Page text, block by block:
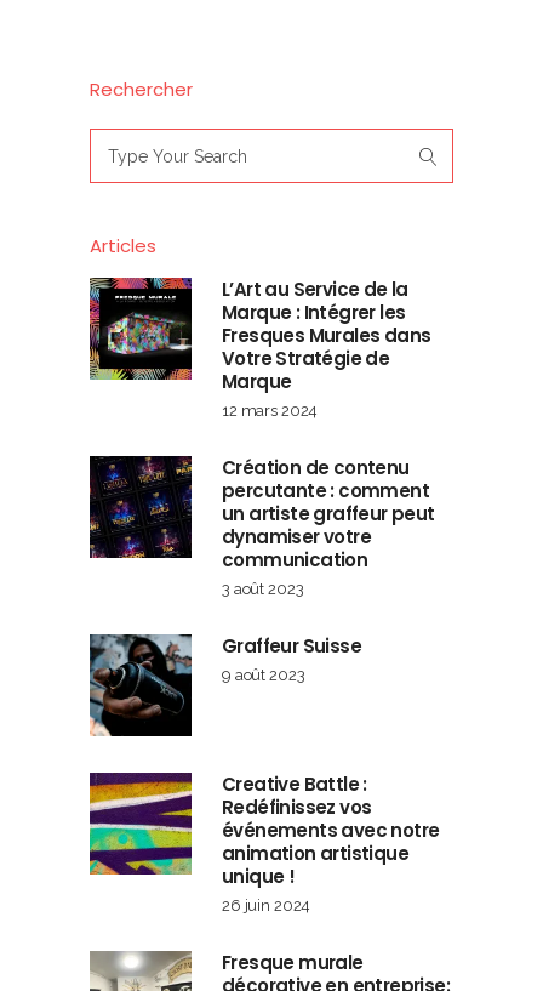
Rechercher
for:
Articles
L’Art au Service de la
Marque : Intégrer les
Fresques Murales dans
Votre Stratégie de
Marque
12 mars 2024
Création de contenu
percutante : comment
un artiste graffeur peut
dynamiser votre
communication
3 août 2023
Graffeur Suisse
9 août 2023
Creative Battle :
Redéfinissez vos
événements avec notre
animation artistique
unique !
26 juin 2024
Fresque murale